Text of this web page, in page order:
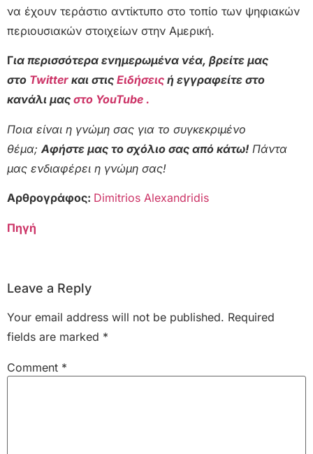
να έχουν τεράστιο αντίκτυπο στο τοπίο των ψηφιακών
περιουσιακών στοιχείων στην Αμερική.
Για περισσότερα ενημερωμένα νέα, βρείτε μας
στο Twitter και στις Ειδήσεις ή εγγραφείτε στο
κανάλι μας στο YouTube .
Ποια είναι η γνώμη σας για το συγκεκριμένο
θέμα; Αφήστε μας το σχόλιο σας από κάτω! Πάντα
μας ενδιαφέρει η γνώμη σας!
Αρθρογράφος: Dimitrios Alexandridis
Πηγή
Leave a Reply
Your email address will not be published. Required
fields are marked *
Comment *